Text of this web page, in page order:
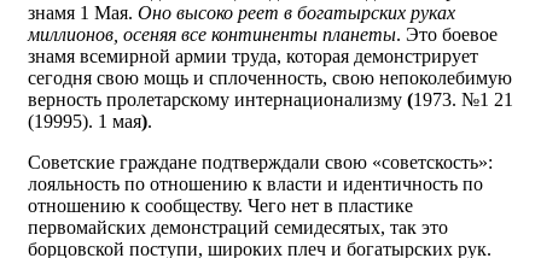
знамя 1 Мая. Оно высоко реет в богатырских руках
миллионов, осеняя все континенты планеты. Это боевое
знамя всемирной армии труда, которая демонстрирует
сегодня свою мощь и сплоченность, свою непоколебимую
верность пролетарскому интернационализму (1973. №1 21
(19995). 1 мая).
Советские граждане подтверждали свою «советскость»:
лояльность по отношению к власти и идентичность по
отношению к сообществу. Чего нет в пластике
первомайских демонстраций семидесятых, так это
борцовской поступи, широких плеч и богатырских рук.